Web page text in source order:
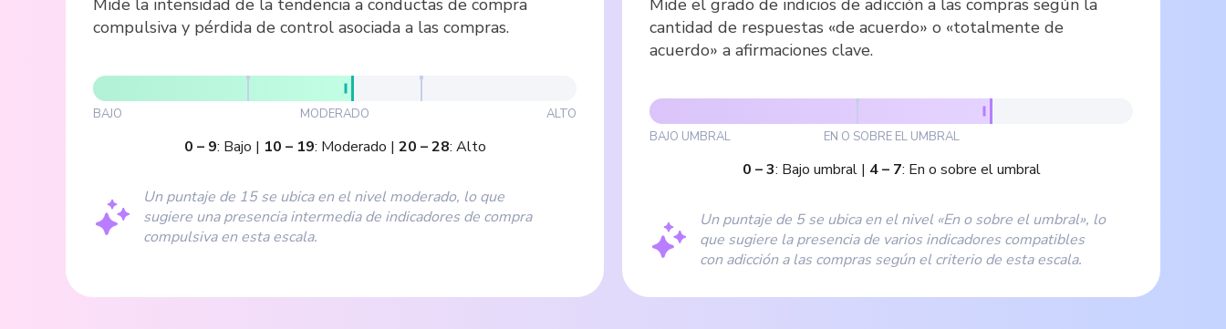
compulsiva y pérdida de control asociada a las compras.
BAJO MODERADO ALTO
0 – 9: Bajo | 10 – 19: Moderado | 20 –28: Alto
Un puntaje de 15 se ubica en el nivel moderado, lo que
sugiere una presencia intermedia de indicadores de compra
compulsiva en esta escala.
cantidad de respuestas «de acuerdo» o «totalmente de
acuerdo» a afirmaciones clave.
BAJO UMBRAL EN O SOBRE EL UMBRAL
0 –3: Bajo umbral| 4– 7: En o sobre el umbral
Un puntaje de 5 se ubica en el nivel «En o sobre el umbral», lo
que sugiere la presencia de varios indicadores compatibles
con adicción a las compras según el criterio de esta escala.